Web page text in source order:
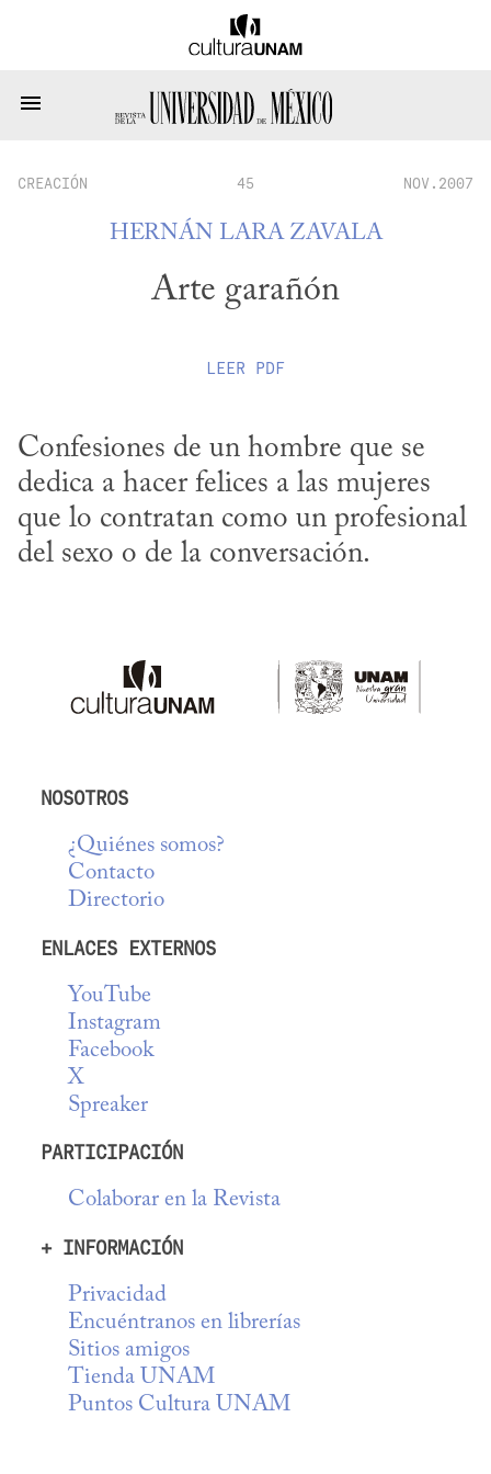
CREACIÓN 45 NOV.2007
HERNÁN LARA ZAVALA
Arte garañón
LEER PDF
Confesiones de un hombre que se
dedica a hacer felices a las mujeres
que lo contratan como un profesional
del sexo o de la conversación.
NOSOTROS
¿Quiénes somos?
Contacto
Directorio
ENLACES EXTERNOS
YouTube
Instagram
Facebook
X
Spreaker
PARTICIPACIÓN
Colaborar en la Revista
+ INFORMACIÓN
Privacidad
Encuéntranos en librerías
Sitios amigos
Tienda UNAM
Puntos Cultura UNAM